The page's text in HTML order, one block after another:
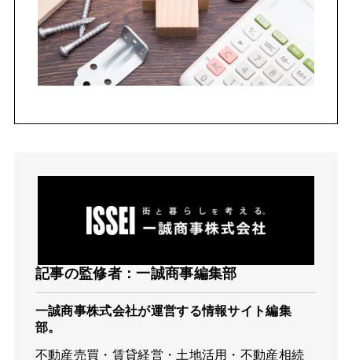
記事の監修者：一誠商事編集部
一誠商事株式会社が運営する情報サイト編集
部。
不動産売買・賃貸経営・土地活用・不動産相続